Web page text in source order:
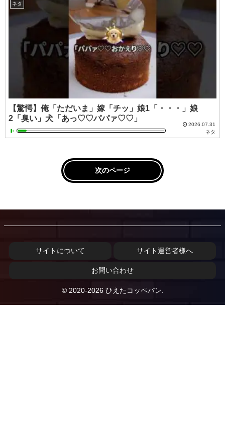
ネタ
【驚愕】俺「ただいま」嫁「チッ」娘1「・・・」娘
2「臭い」犬「あっ♡♡パパァ♡♡」
2026.07.31
ネタ
次のページ
サイトについて サイト運営者様へ
お問い合わせ
© 2020-2026 ひえたコッペパン.